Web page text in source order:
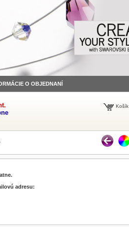
O OBJEDNANÍ
Košík
adresu: